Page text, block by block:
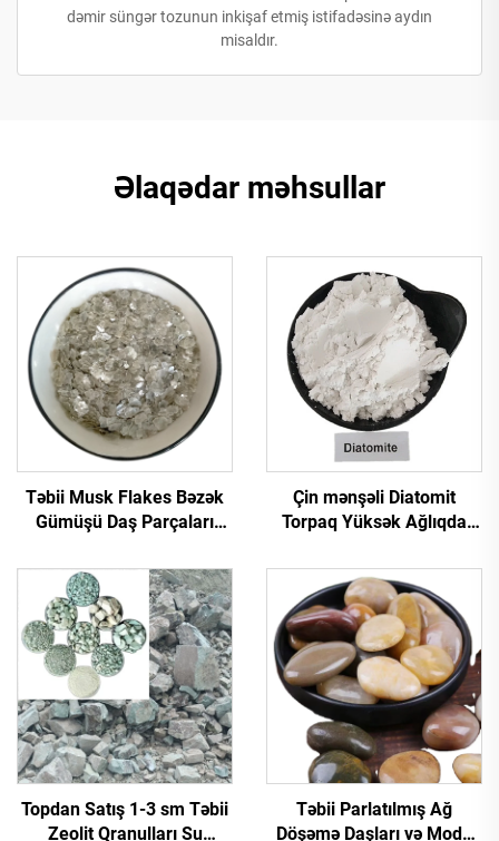
dəmir süngər tozunun inkişaf etmiş istifadəsinə aydın
misaldır.
Əlaqədar məhsullar
Təbii Musk Flakes Bəzək
Gümüşü Daş Parçaları
Döşəmə Üzərində Döşəmə
Örtükləri Üçün
Çin mənşəli Diatomit
Torpaq Yüksək Ağlıqda
Rəngləmə/Neft Filtrasiyası
Üçün
Topdan Satış 1-3 sm Təbii
Zeolit Qranulları Su
Təbii Parlatılmış Ağ
Döşəmə Daşları və Moda